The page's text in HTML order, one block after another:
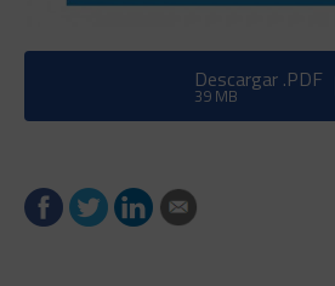
Descargar .PDF
39 MB